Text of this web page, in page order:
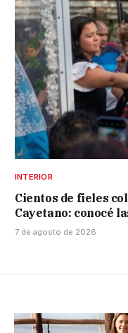
INTERIOR
Cientos de fieles
Cayetano: conocé
7 de agosto de 2026